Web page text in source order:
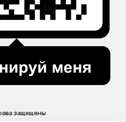
защищены